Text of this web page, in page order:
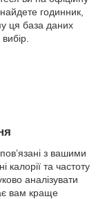
годинник,
ця база даних
з вашими
калорії та частоту
аналізувати
вам краще